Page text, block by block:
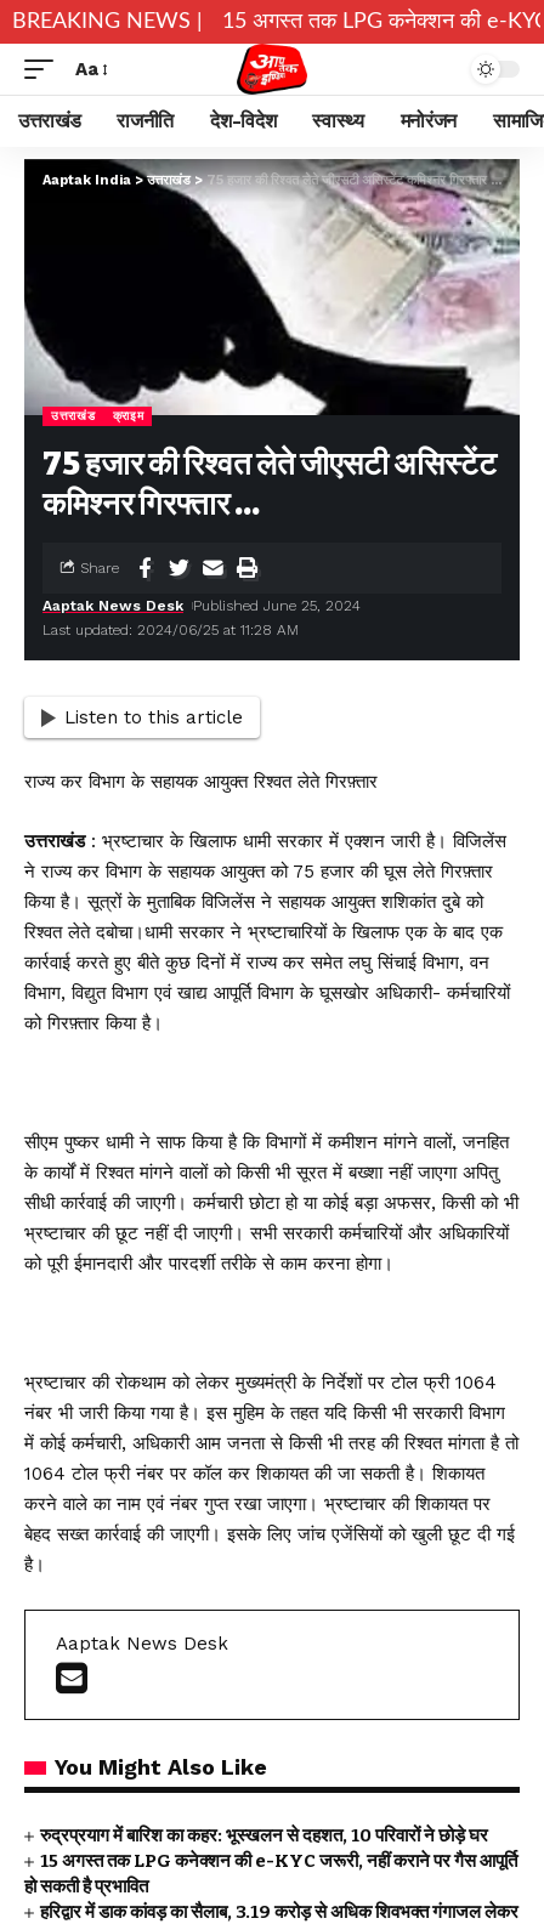
BREAKING NEWS |
ने छोड़े घर 15 अगस्त तक LPG कनेक्शन की e-KYC जरूरी,
Aa
उत्तराखंड राजनीति देश-विदेश स्वास्थ्य मनोरंजन
Aaptak India >उत्तराखंड>75 हजार की रिश्वत लेते जीएसटी असिस्टेंट कमिश्नर गिरफ्तार …
उत्तराखंड क्राइम
75 हजार की रिश्वत लेते जीएसटी असिस्टेंट
कमिश्नर गिरफ्तार …
Last updated: 2024/06/25 at 11:28 AM
Aaptak News Desk Published June 25, 2024
Share
Listen to this article
राज्य कर विभाग के सहायक आयुक्त रिश्वत लेते गिरफ़्तार
उत्तराखंड: भ्रष्टाचार के खिलाफ धामी सरकार में एक्शन जारी है। विजिलेंस
ने राज्य कर विभाग के सहायक आयुक्त को 75 हजार की घूस लेते गिरफ़्तार
किया है। सूत्रों के मुताबिक विजिलेंस ने सहायक आयुक्त शशिकांत दुबे को
रिश्वत लेते दबोचा।धामी सरकार ने भ्रष्टाचारियों के खिलाफ एक के बाद एक
कार्रवाई करते हुए बीते कुछ दिनों में राज्य कर समेत लघु सिंचाई विभाग, वन
विभाग, विद्युत विभाग एवं खाद्य आपूर्ति विभाग के घूसखोर अधिकारी- कर्मचारियों
को गिरफ़्तार किया है।
सीएम पुष्कर धामी ने साफ किया है कि विभागों में कमीशन मांगने वालों, जनहित
के कार्यों में रिश्वत मांगने वालों को किसी भी सूरत में बख्शा नहीं जाएगा अपितु
सीधी कार्रवाई की जाएगी। कर्मचारी छोटा हो या कोई बड़ा अफसर, किसी को भी
भ्रष्टाचार की छूट नहीं दी जाएगी। सभी सरकारी कर्मचारियों और अधिकारियों
को पूरी ईमानदारी और पारदर्शी तरीके से काम करना होगा।
भ्रष्टाचार की रोकथाम को लेकर मुख्यमंत्री के निर्देशों पर टोल फ्री 1064
नंबर भी जारी किया गया है। इस मुहिम के तहत यदि किसी भी सरकारी विभाग
में कोई कर्मचारी, अधिकारी आम जनता से किसी भी तरह की रिश्वत मांगता है तो
1064 टोल फ्री नंबर पर कॉल कर शिकायत की जा सकती है। शिकायत
करने वाले का नाम एवं नंबर गुप्त रखा जाएगा। भ्रष्टाचार की शिकायत पर
बेहद सख्त कार्रवाई की जाएगी। इसके लिए जांच एजेंसियों को खुली छूट दी गई
है।
Aaptak News Desk
You Might Also Like
रुद्रप्रयाग में बारिश का कहर: भूस्खलन से दहशत, 10 परिवारों ने छोड़े घर
15 अगस्त तक LPG कनेक्शन की e-KYC जरूरी, नहीं कराने पर गैस आपूर्ति
हो सकती है प्रभावित
हरिद्वार में डाक कांवड़ का सैलाब, 3.19 करोड़ से अधिक शिवभक्त गंगाजल लेकर